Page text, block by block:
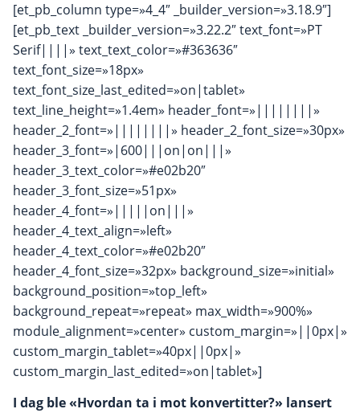
[et_pb_column type=»4_4″ _builder_version=»3.18.9″]
[et_pb_text _builder_version=»3.22.2″ text_font=»PT
Serif||||» text_text_color=»#363636″
text_font_size=»18px»
text_font_size_last_edited=»on|tablet»
text_line_height=»1.4em» header_font=»||||||||»
header_2_font=»||||||||» header_2_font_size=»30px»
header_3_font=»|600|||on|on|||»
header_3_text_color=»#e02b20″
header_3_font_size=»51px»
header_4_font=»|||||on|||»
header_4_text_align=»left»
header_4_text_color=»#e02b20″
header_4_font_size=»32px» background_size=»initial»
background_position=»top_left»
background_repeat=»repeat» max_width=»900%»
module_alignment=»center» custom_margin=»||0px|»
custom_margin_tablet=»40px||0px|»
custom_margin_last_edited=»on|tablet»]
I dag ble «Hvordan ta i mot konvertitter?» lansert